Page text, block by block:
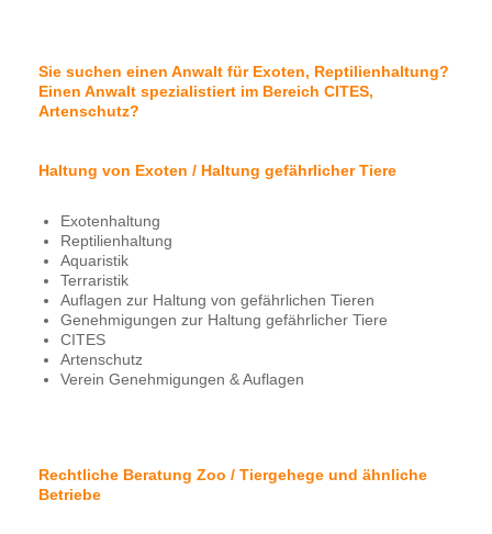
Sie suchen einen Anwalt für Exoten, Reptilienhaltung?
Einen Anwalt spezialistiert im Bereich CITES,
Artenschutz?
Haltung von Exoten / Haltung gefährlicher Tiere
Exotenhaltung
Reptilienhaltung
Aquaristik
Terraristik
Auflagen zur Haltung von gefährlichen Tieren
Genehmigungen zur Haltung gefährlicher Tiere
CITES
Artenschutz
Verein Genehmigungen & Auflagen
Rechtliche Beratung Zoo / Tiergehege und ähnliche
Betriebe